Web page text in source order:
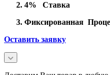
4% Ставка
Фиксированная
Оставить заявку